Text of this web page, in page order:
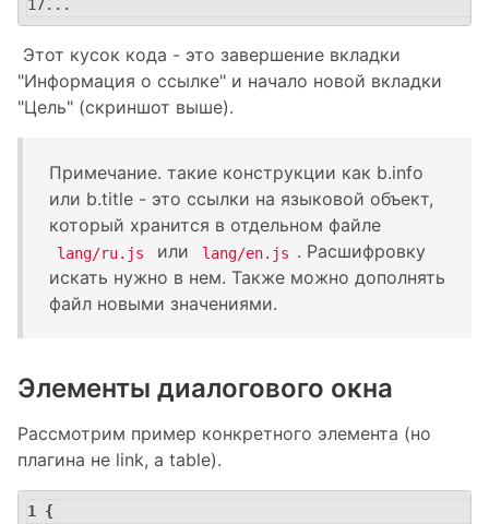
...
Этот кусок кода - это завершение вкладки
"Информация о ссылке" и начало новой вкладки
"Цель" (скриншот выше).
Примечание. такие конструкции как b.info
или b.title - это ссылки на языковой объект,
который хранится в отдельном файле
lang/ru.js или lang/en.js . Расшифровку
искать нужно в нем. Также можно дополнять
файл новыми значениями.
Элементы диалогового окна
Рассмотрим пример конкретного элемента (но
плагина не link, а table).
{